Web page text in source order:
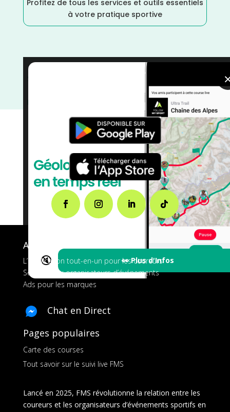
Profitez de tous les services et outils essentiels
à votre pratique sportive
🔇 👀 Plus d'Infos
Septembre
Distance Semi/Distance
Marathon
courses /Course à Pied
A propos de FMS
L’application tout-en-un pour les coureurs
Services aux organisateurs d’événements
Ads pour les marques
Chat en Direct
Pages populaires
Carte des courses
Tout savoir sur le suivi live FMS
Lancé en 2025, FMS révolutionne la relation entre les
coureurs et les organisateurs d’événements sportifs en